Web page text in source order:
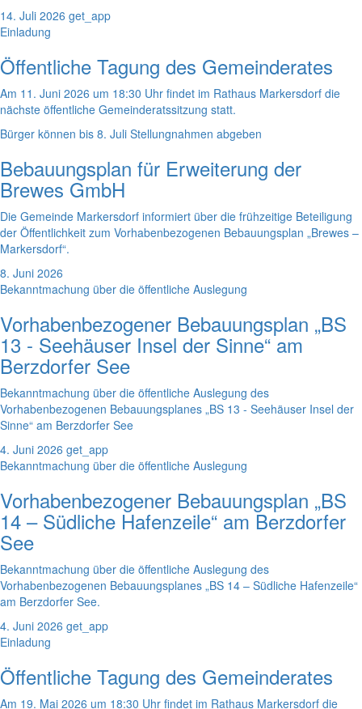
14. Juli 2026 get_app
Einladung
Öffentliche Tagung des Gemeinderates
Am 11. Juni 2026 um 18:30 Uhr findet im Rathaus Markersdorf die
nächste öffentliche Gemeinderatssitzung statt.
Bürger können bis 8. Juli Stellungnahmen abgeben
Bebauungsplan für Erweiterung der
Brewes GmbH
Die Gemeinde Markersdorf informiert über die frühzeitige Beteiligung
der Öffentlichkeit zum Vorhabenbezogenen Bebauungsplan „Brewes –
Markersdorf“.
8. Juni 2026
Bekanntmachung über die öffentliche Auslegung
Vorhabenbezogener Bebauungsplan „BS
13 - Seehäuser Insel der Sinne“ am
Berzdorfer See
Bekanntmachung über die öffentliche Auslegung des
Vorhabenbezogenen Bebauungsplanes „BS 13 - Seehäuser Insel der
Sinne“ am Berzdorfer See
4. Juni 2026 get_app
Bekanntmachung über die öffentliche Auslegung
Vorhabenbezogener Bebauungsplan „BS
14 – Südliche Hafenzeile“ am Berzdorfer
See
Bekanntmachung über die öffentliche Auslegung des
Vorhabenbezogenen Bebauungsplanes „BS 14 – Südliche Hafenzeile“
am Berzdorfer See.
4. Juni 2026 get_app
Einladung
Öffentliche Tagung des Gemeinderates
Am 19. Mai 2026 um 18:30 Uhr findet im Rathaus Markersdorf die